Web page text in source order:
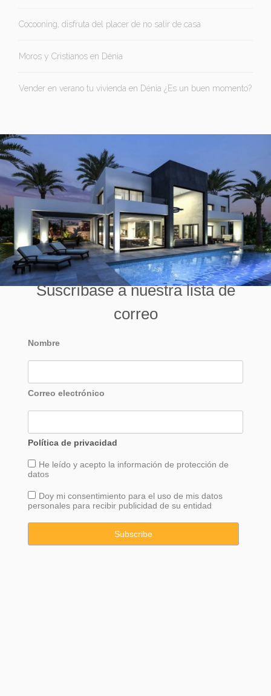
Cocooning, disfruta del placer de no salir de casa
Moros y Cristianos en Dénia
Vender en verano tu vivienda en Dénia ¿Es un buen momento?
Suscríbase a nuestra lista de
correo
Nombre
Correo electrónico
Política de privacidad
He leído y acepto la información de protección de
datos
Doy mi consentimiento para el uso de mis datos
personales para recibir publicidad de su entidad